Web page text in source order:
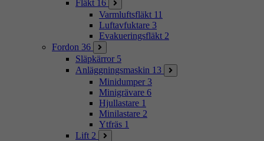
Fläkt 16
Varmluftsfläkt 11
Luftavfuktare 3
Evakueringsfläkt 2
Fordon 36
Släpkärror 5
Anläggningsmaskin 13
Minidumper 3
Minigrävare 6
Hjullastare 1
Minilastare 2
Ytfräs 1
Lift 2